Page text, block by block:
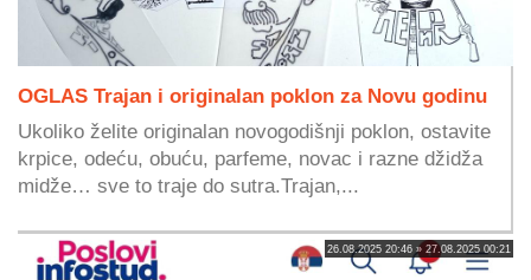
OGLAS Trajan i originalan poklon za Novu godinu
Ukoliko želite originalan novogodišnji poklon, ostavite
krpice, odeću, obuću, parfeme, novac i razne džidža
midže… sve to traje do sutra.Trajan,...
26.08.2025 20:46 » 27.08.2025 00:21